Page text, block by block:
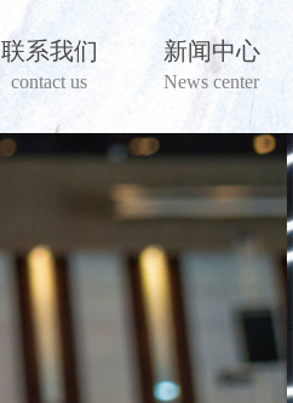
联系我们
contact us
新闻中心
News center